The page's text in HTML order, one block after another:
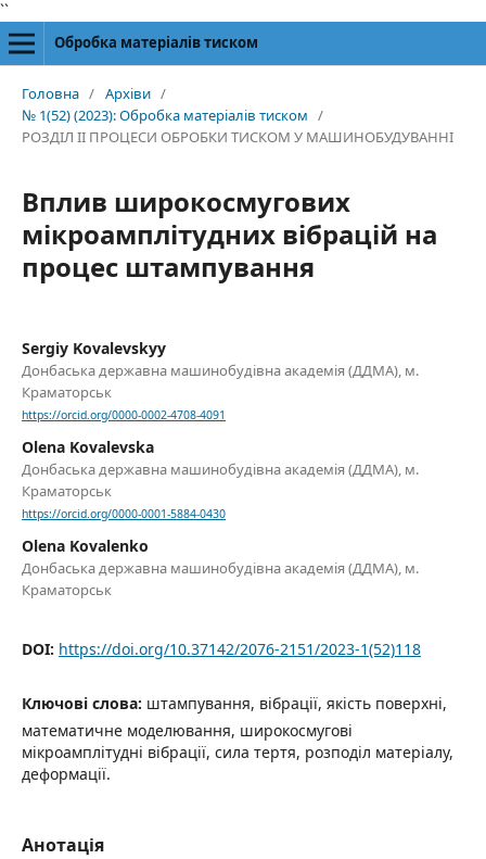
``
Обробка матеріалів тиском
Головна / Архіви /
№ 1(52) (2023): Обробка матеріалів тиском /
РОЗДІЛ II ПРОЦЕСИ ОБРОБКИ ТИСКОМ У МАШИНОБУДУВАННІ
Вплив широкосмугових
мікроамплітудних вібрацій на
процес штампування
Sergiy Kovalevskyy
Донбаська державна машинобудівна академія (ДДМА), м.
Краматорськ
https://orcid.org/0000-0002-4708-4091
Olena Kovalevska
Донбаська державна машинобудівна академія (ДДМА), м.
Краматорськ
https://orcid.org/0000-0001-5884-0430
Olena Kovalenko
Донбаська державна машинобудівна академія (ДДМА), м.
Краматорськ
DOI: https://doi.org/10.37142/2076-2151/2023-1(52)118
Ключові слова: штампування, вібрації, якість поверхні,
математичне моделювання, широкосмугові
мікроамплітудні вібрації, сила тертя, розподіл матеріалу,
деформації.
Анотація